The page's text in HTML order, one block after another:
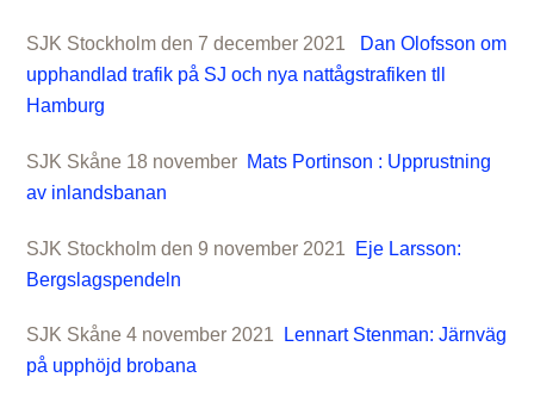
SJK Stockholm den 7 december 2021 Dan Olofsson om
upphandlad trafik på SJ och nya nattågstrafiken tll
Hamburg
SJK Skåne 18 november Mats Portinson : Upprustning
av inlandsbanan
SJK Stockholm den 9 november 2021 Eje Larsson:
Bergslagspendeln
SJK Skåne 4 november 2021 Lennart Stenman: Järnväg
på upphöjd brobana